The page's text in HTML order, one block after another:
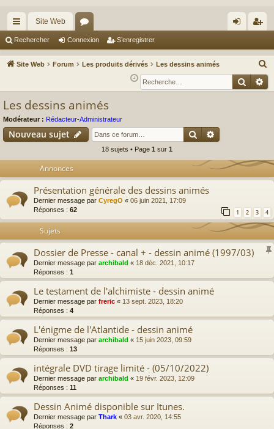
cc
ès
Site Web
or
u ne
xi
nr
eg
Rechercher Connexion S’enregistrer
Site Web Forum Les produits dérivés Les dessins animés
e
c
Les dessins animés
Modérateur : Rédacteur-Administrateur
Nouveau sujet Rechercher
18 sujets • Page 1 sur 1
Annonces
Présentation générale des dessins animés
Dernier message par CyregO « 06 juin 2021, 17:09
Réponses : 62 1 2 3 4
Sujets
Dossier de Presse - canal + - dessin animé (1997/03)
Dernier message par archibald « 18 déc. 2021, 10:17
Réponses : 1
Le testament de l'alchimiste - dessin animé
Dernier message par freric « 13 sept. 2023, 18:20
Réponses : 4
L'énigme de l'Atlantide - dessin animé
Dernier message par archibald « 15 juin 2023, 09:59
Réponses : 13
intégrale DVD tirage limité - (05/10/2022)
Dernier message par archibald « 19 févr. 2023, 12:09
Réponses : 11
Dessin Animé disponible sur Itunes.
Dernier message par Thark « 03 avr. 2020, 14:55
Réponses : 2